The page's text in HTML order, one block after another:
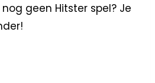
geen Hitster spel? Je